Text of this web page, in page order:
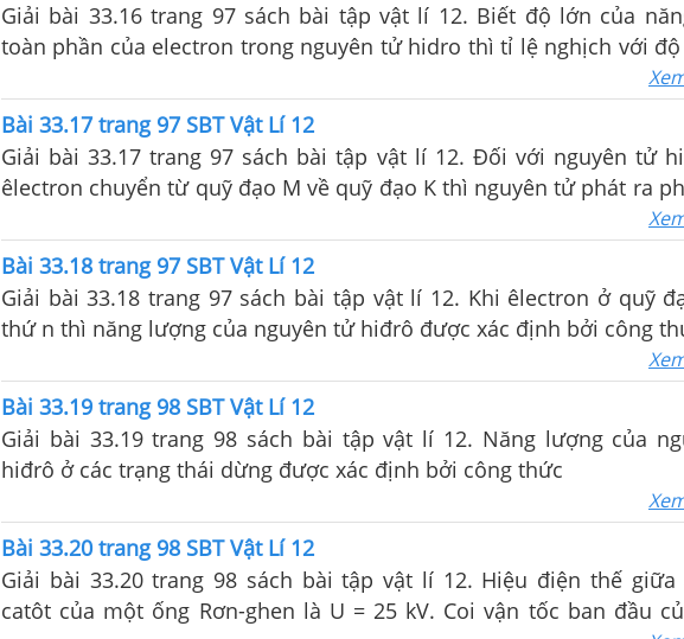
Giải bài 33.16 trang 97 sách bài tập vật lí 12. Biết độ lớn của
toàn phần của electron trong nguyên tử hidro thì tỉ lệ nghịch với độ
bán kính quỹ đạo. Năng lượng toàn phần của electron gồm động
êlectron và thế năng tương tác của nó với hại nhân.
Bài 33.17 trang 97 SBT Vật Lí 12
Giải bài 33.17 trang 97 sách bài tập vật lí 12. Đối với nguyên tử
êlectron chuyển từ quỹ đạo M về quỹ đạo K thì nguyên tử phát ra
Bài 33.18 trang 97 SBT Vật Lí 12
Giải bài 33.18 trang 97 sách bài tập vật lí 12. Khi êlectron ở quỹ
thứ n thì năng lượng của nguyên tử hiđrô được xác định bởi công
Bài 33.19 trang 98 SBT Vật Lí 12
Giải bài 33.19 trang 98 sách bài tập vật lí 12. Năng lượng của
hiđrô ở các trạng thái dừng được xác định bởi công thức
Bài 33.20 trang 98 SBT Vật Lí 12
Giải bài 33.20 trang 98 sách bài tập vật lí 12. Hiệu điện thế giữa
catôt của một ống Rơn-ghen là U = 25 kV. Coi vận tốc ban đầu